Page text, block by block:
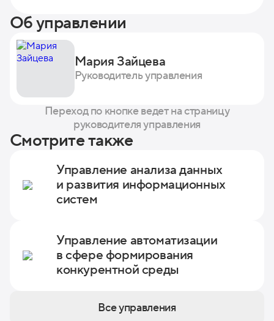
Об управлении
Мария Зайцева
Руководитель управления
Переход по кнопке ведет на страницу
руководителя управления
Смотрите также
Управление анализа данных
и развития информационных
систем
Управление автоматизации
в сфере формирования
конкурентной среды
Все управления